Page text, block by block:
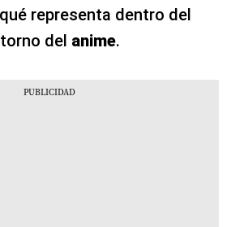
representa dentro del
del anime.